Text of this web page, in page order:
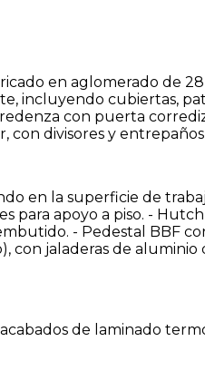
en aglomerado de 28
incluyendo cubiertas,
con puerta
con divisores y
en la superficie de
para apoyo a piso. -
- Pedestal BBF
con jaladeras de aluminio
de laminado